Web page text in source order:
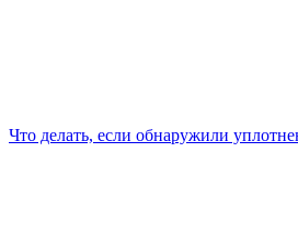
Что делать, если обнаружили